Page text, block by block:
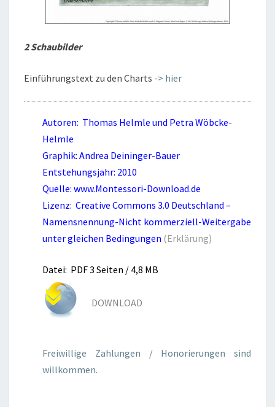
W
M
O
T
2 Schaubilder
Einführungstext zu den Charts -> hier
Autoren: Thomas Helmle und Petra Wöbcke-
Helmle
Graphik: Andrea Deininger-Bauer
Entstehungsjahr: 2010
Quelle: www.Montessori-Download.de
Lizenz: Creative Commons 3.0 Deutschland –
Namensnennung-Nicht kommerziell-Weitergabe
unter gleichen Bedingungen (Erklärung)
Datei: PDF 3 Seiten / 4,8 MB
DOWNLOAD
Freiwillige Zahlungen / Honorierungen sind
willkommen.